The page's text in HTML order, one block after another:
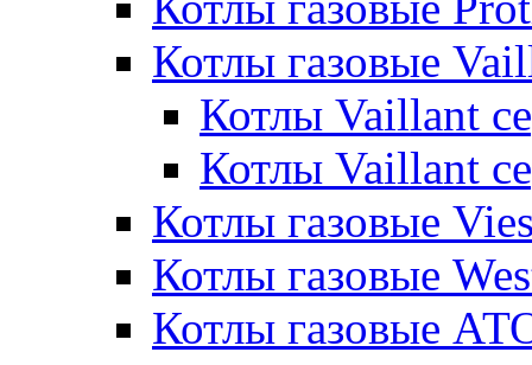
Котлы газовые
Котлы Vaillant
Котлы Vaillant
Котлы газовые
Котлы газовые
Котлы газовые